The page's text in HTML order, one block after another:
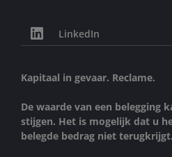
LinkedIn
Kapitaal in gevaar. Reclame.
De waarde van een belegging
stijgen. Het is mogelijk dat u
belegde bedrag niet terugkrijgt.